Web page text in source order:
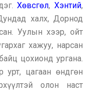
Хөвсгөл,Хэнтий,
халх, Дорнод
Уулын хээр, ойт
хажуу, нарсан
цохионд ургана.
урт, цагаан өндгөн
олон наст